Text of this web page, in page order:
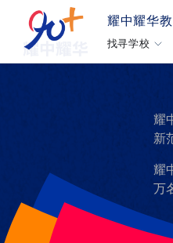
耀中耀华
找寻学校
耀
新
耀
万